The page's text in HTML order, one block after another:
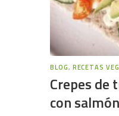
BLOG, RECETAS
Crepes de
con